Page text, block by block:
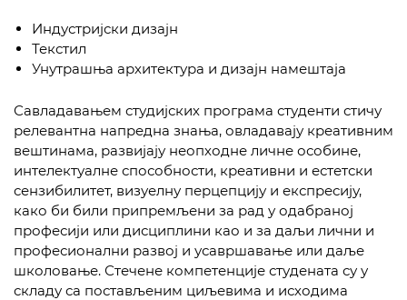
Индустријски дизајн
Текстил
Унутрашња архитектура и дизајн намештаја
Савладавањем студијских програма студенти стичу
релевантнa напредна знања, овладавају креативним
вештинама, развијају неопходне личне особине,
интелектуалне способности, креативни и естетски
сензибилитет, визуелну перцепцију и експресију,
како би били припремљени за рад у одабраној
професији или дисциплини као и за даљи лични и
професионални развој и усавршавање или даље
школовање. Стечене компетенције студената су у
складу са постављеним циљевима и исходима